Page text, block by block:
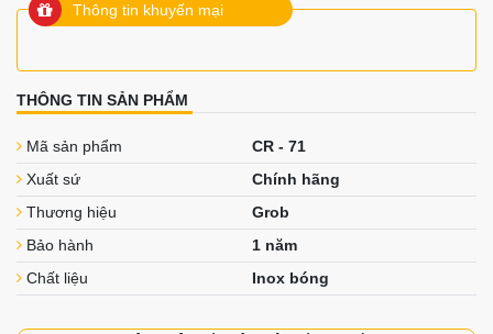
Thông tin khuyến mại
THÔNG TIN SẢN PHẨM
Mã sản phẩm
CR - 71
Xuất sứ
Chính hãng
Thương hiệu
Grob
Bảo hành
1 năm
Chất liệu
Inox bóng